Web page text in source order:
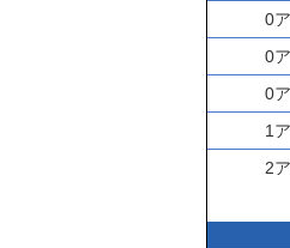
0
0
0
1
2